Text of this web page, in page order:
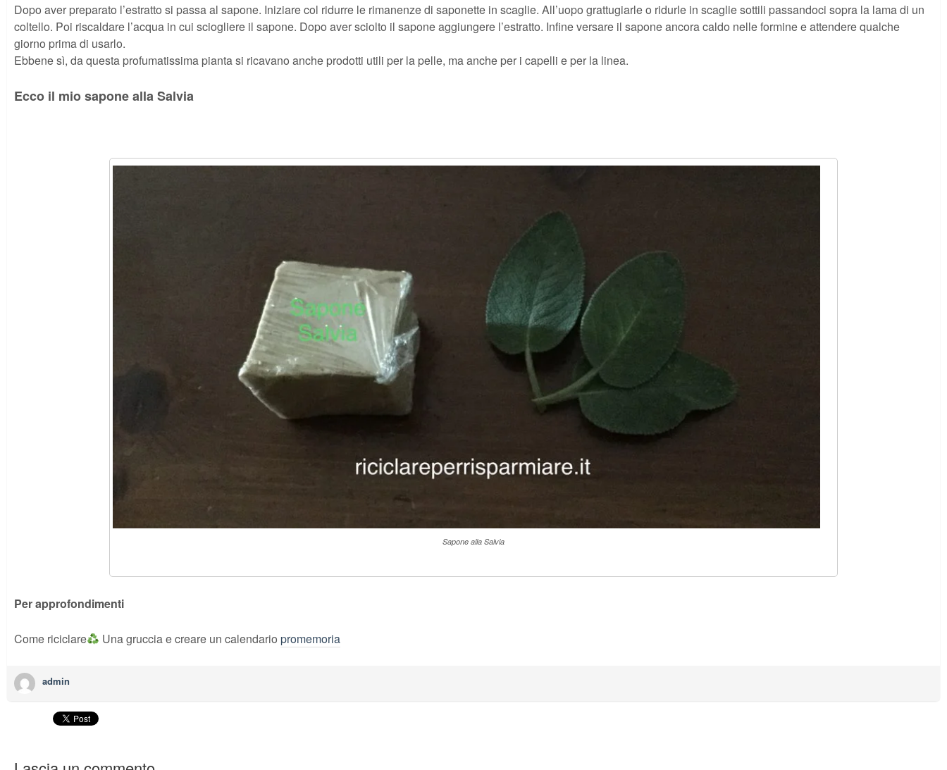
Dopo aver preparato l’estratto si passa al sapone. Iniziare col ridurre le rimanenze di saponette in scaglie. All’uopo grattugiarle o ridurle in scaglie sottili passandoci sopra la lama di un
coltello. Poi riscaldare l’acqua in cui sciogliere il sapone. Dopo aver sciolto il sapone aggiungere l’estratto. Infine versare il sapone ancora caldo nelle formine e attendere qualche
giorno prima di usarlo.
Ebbene sì, da questa profumatissima pianta si ricavano anche prodotti utili per la pelle, ma anche per i capelli e per la linea.
Ecco il mio sapone alla Salvia
Sapone alla Salvia
Per approfondimenti
Come riciclare Una gruccia e creare un calendariopromemoria
admin